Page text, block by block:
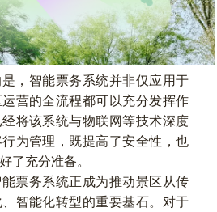
智能票务系统并非仅应用于
营的全流程都可以充分发挥作
将该系统与物联网等技术深度
为管理，既提高了安全性，也
了充分准备。
务系统正成为推动景区从传
智能化转型的重要基石。对于